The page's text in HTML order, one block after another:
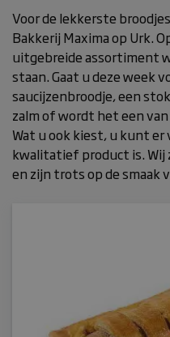
Voor de lekkerste
Bakkerij Maxima op Urk.
uitgebreide assortiment
staan. Gaat u deze week
saucijzenbroodje, een
zalm of wordt het een
Wat u ook kiest, u kunt
kwalitatief product is. Wij
en zijn trots op de smaak